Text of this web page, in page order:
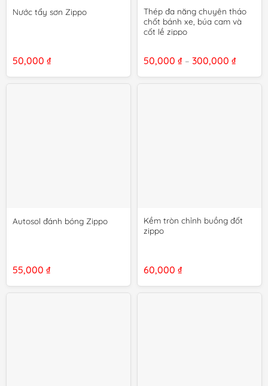
Nước tẩy sơn Zippo
50,000 ₫
Thép đa năng chuyên tháo
chốt bánh xe, búa cam và
cốt lề zippo
50,000 ₫ – 300,000 ₫Khoảng
từ
Autosol đánh bóng Zippo
55,000 ₫
Kềm tròn chỉnh buồng đốt
zippo
60,000 ₫